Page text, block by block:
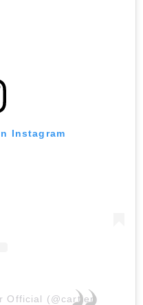
Instagram
Official (@cartier)